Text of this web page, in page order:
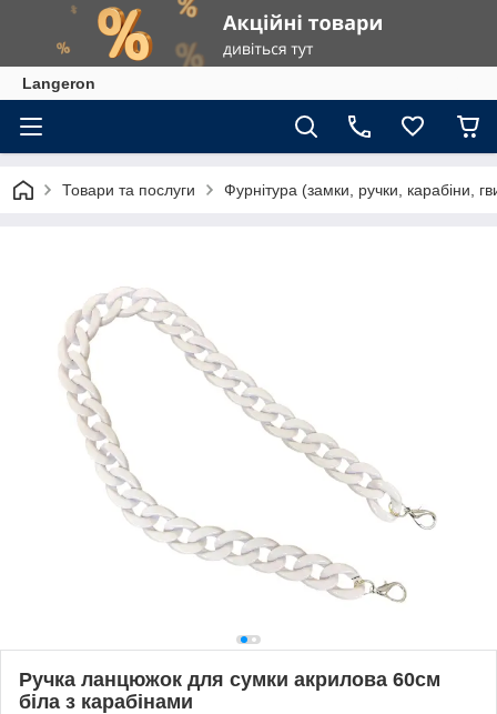
Langeron
Товари та послуги Фурнітура (замки, ручки, карабіни,
Ручка ланцюжок для сумки акрилова 60см
біла з карабінами